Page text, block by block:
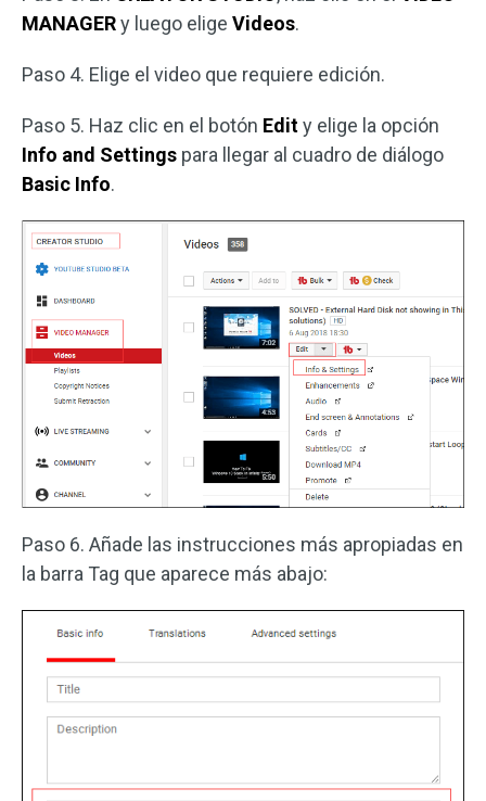
MANAGERy luego elige Videos.
Paso 4. Elige el video que requiere edición.
Paso 5. Haz clic en el botón Edity elige la opción
Info and Settings para llegar al cuadro de diálogo
Basic Info.
Paso 6. Añade las instrucciones más apropiadas en
la barra Tag que aparece más abajo: